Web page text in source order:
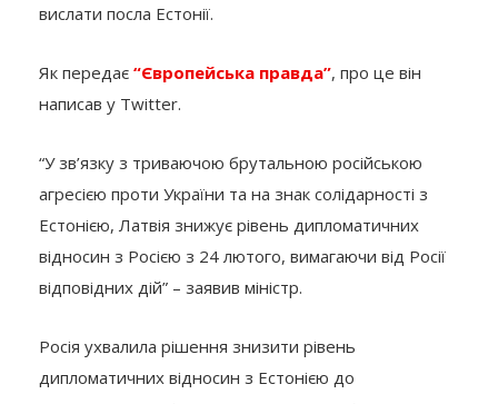
вислати посла Естонії.
Як передає “Європейська правда”, про це він
написав у Twitter.
“У зв’язку з триваючою брутальною російською
агресією проти України та на знак солідарності з
Естонією, Латвія знижує рівень дипломатичних
відносин з Росією з 24 лютого, вимагаючи від Росії
відповідних дій” – заявив міністр.
Росія ухвалила рішення знизити рівень
дипломатичних відносин з Естонією до